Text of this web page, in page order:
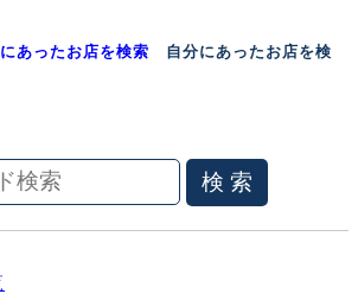
自分にあったお店を検